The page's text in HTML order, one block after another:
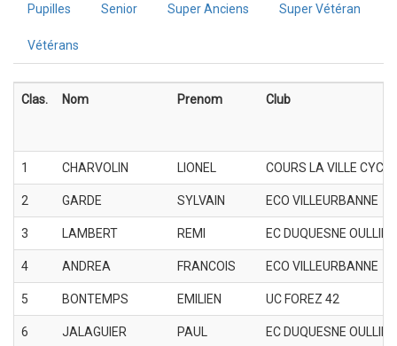
Pupilles Senior Super Anciens Super Vétéran
Vétérans
Clas. Nom Prenom Club
1 CHARVOLIN LIONEL COURS LA VILLE
2 GARDE SYLVAIN ECO VILLEURBANNE
3 LAMBERT REMI EC DUQUESNE OULLINS
4 ANDREA FRANCOIS ECO VILLEURBANNE
5 BONTEMPS EMILIEN UC FOREZ 42
6 JALAGUIER PAUL EC DUQUESNE OULLINS